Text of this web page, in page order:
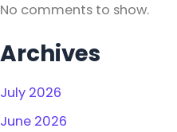
No comments to show.
Archives
July 2026
June 2026